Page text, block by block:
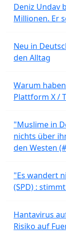
Deniz Undav
Millionen. Er
Neu in
den Alltag
Warum
Plattform X /
"Muslime in
nichts über
den Westen
"Es wandert
(SPD) :
Hantavirus
Risiko auf